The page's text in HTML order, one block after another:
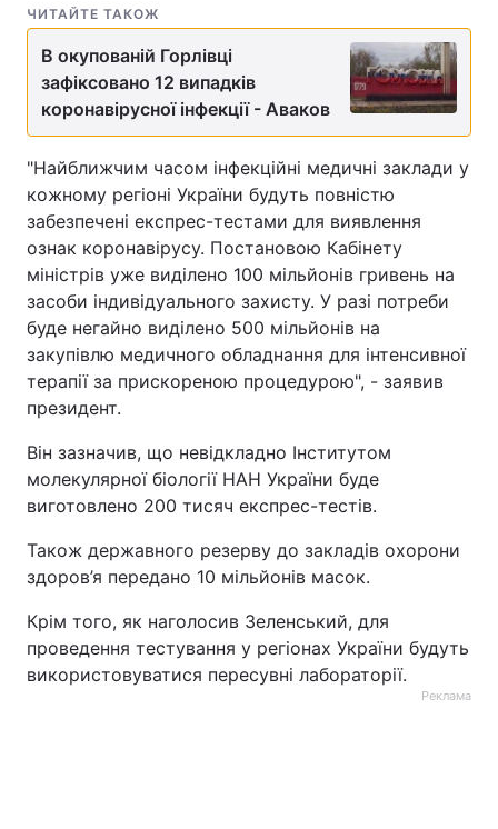
ЧИТАЙТЕ ТАКОЖ
В окупованій Горлівці
зафіксовано 12 випадків
коронавірусної інфекції - Аваков
"Найближчим часом інфекційні медичні заклади у
кожному регіоні України будуть повністю
забезпечені експрес-тестами для виявлення
ознак коронавірусу. Постановою Кабінету
міністрів уже виділено 100 мільйонів гривень на
засоби індивідуального захисту. У разі потреби
буде негайно виділено 500 мільйонів на
закупівлю медичного обладнання для інтенсивної
терапії за прискореною процедурою", - заявив
президент.
Він зазначив, що невідкладно Інститутом
молекулярної біології НАН України буде
виготовлено 200 тисяч експрес-тестів.
Також державного резерву до закладів охорони
здоров’я передано 10 мільйонів масок.
Крім того, як наголосив Зеленський, для
проведення тестування у регіонах України будуть
використовуватися пересувні лабораторії.
Реклама